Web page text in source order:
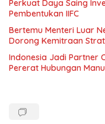
Perkuat Daya Saing
Pembentukan IIFC
Bertemu Menteri Luar
Dorong Kemitraan
Indonesia Jadi Partner
Pererat Hubungan